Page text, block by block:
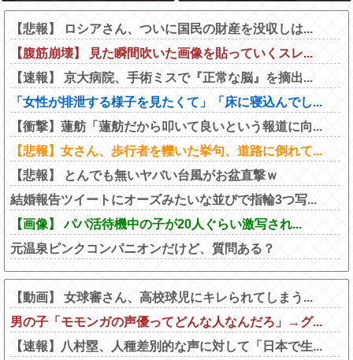
てしまう
【悲報】 ロシアさん、ついに国民の財産を没収しは...
【腹筋崩壊】 見た瞬間吹いた画像を貼っていくスレ...
【速報】 京大病院、手術ミスで『正常な脳』を摘出...
「女性が排泄する様子を見たくて」「床に寝込んでし...
【衝撃】蓮舫「蓮舫だから叩いて良いという報道に向...
【悲報】女さん、歩行者を轢いた挙句、道路に倒れて...
【悲報】 とんでも無いヤバい台風がお盆直撃ｗ
結婚報告ツイートにオーズみたいな並びで指輪3つ写...
【画像】 パパ活待機中の子が20人ぐらい激写され...
元温泉ピンクコンパニオンだけど、質問ある？
【動画】 女球審さん、高校球児にキレられてしまう...
男の子「モモンガの声優ってどんな人なんだろ」→グ...
【速報】八村塁、人種差別的な声に対して「日本で生...